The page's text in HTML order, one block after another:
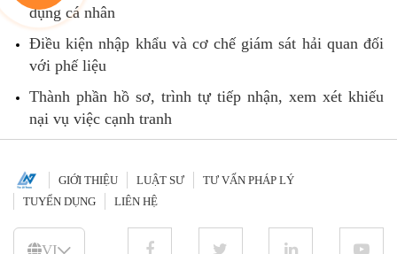
dụng cá nhân
Điều kiện nhập khẩu và cơ chế giám sát hải quan đối
với phế liệu
Thành phần hồ sơ, trình tự tiếp nhận, xem xét khiếu
nại vụ việc cạnh tranh
VI
GIỚI THIỆU LUẬT SƯ
TƯ VẤN PHÁP LÝ
TUYỂN DỤNG
LIÊN HỆ